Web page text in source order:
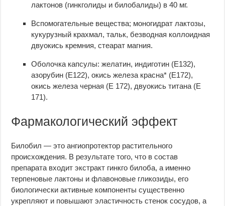
лактонов (гинкголиды и билобалиды) в 40 мг.
Вспомогательные вещества; моногидрат лактозы,
кукурузный крахмал, тальк, безводная коллоидная
двуокись кремния, стеарат магния.
Оболочка капсулы: желатин, индиготин (Е132),
азорубин (Е122), окись железа красна* (Е172),
окись железа черная (Е 172), двуокись титана (Е
171).
Фармакологический эффект
Билобил — это ангиопротектор растительного
происхождения. В результате того, что в состав
препарата входит экстракт гинкго билоба, а именно
терпеновые лактоны и флавоновые гликозиды, его
биологически активные компоненты существенно
укрепляют и повышают эластичность стенок сосудов, а